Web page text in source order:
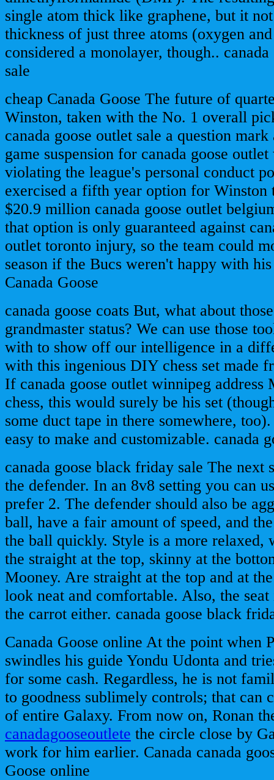
single atom thick like graphene, but it
thickness of just three atoms (oxygen
considered a monolayer, though.. canada
sale
cheap Canada Goose The future of
Winston, taken with the No. 1 overall
canada goose outlet sale a question mark
game suspension for canada goose
violating the league's personal conduct
exercised a fifth year option for Winston
$20.9 million canada goose outlet
that option is only guaranteed against
outlet toronto injury, so the team could
season if the Bucs weren't happy with
Canada Goose
canada goose coats But, what about
grandmaster status? We can use those
with to show off our intelligence in a
with this ingenious DIY chess set made
If canada goose outlet winnipeg address
chess, this would surely be his set
some duct tape in there somewhere,
easy to make and customizable. canada
canada goose black friday sale The next
the defender. In an 8v8 setting you can
prefer 2. The defender should also be
ball, have a fair amount of speed, and
the ball quickly. Style is a more relaxed,
the straight at the top, skinny at the
Mooney. Are straight at the top and at
look neat and comfortable. Also, the seat
the carrot either. canada goose black
Canada Goose online At the point when
swindles his guide Yondu Udonta and
for some cash. Regardless, he is not
to goodness sublimely controls; that can
of entire Galaxy. From now on, Ronan
canadagooseoutlete the circle close by
work for him earlier. Canada canada
Goose online